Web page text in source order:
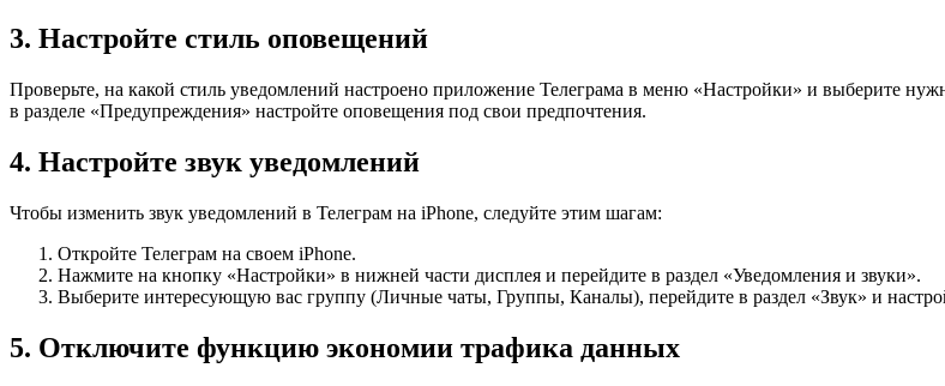
3. Настройте стиль оповещений
Проверьте, на какой стиль уведомлений настроено приложение Телеграма в меню «Настройки» и выберите
в разделе «Предупреждения» настройте оповещения под свои предпочтения.
4. Настройте звук уведомлений
Чтобы изменить звук уведомлений в Телеграм на iPhone, следуйте этим шагам:
Откройте Телеграм на своем iPhone.
Нажмите на кнопку «Настройки» в нижней части дисплея и перейдите в раздел «Уведомления и звуки».
Выберите интересующую вас группу (Личные чаты, Группы, Каналы), перейдите в раздел «Звук» и
5. Отключите функцию экономии трафика данных